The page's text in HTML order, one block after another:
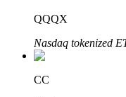
Investimento
QQQX
Nasdaq tokenized
CC